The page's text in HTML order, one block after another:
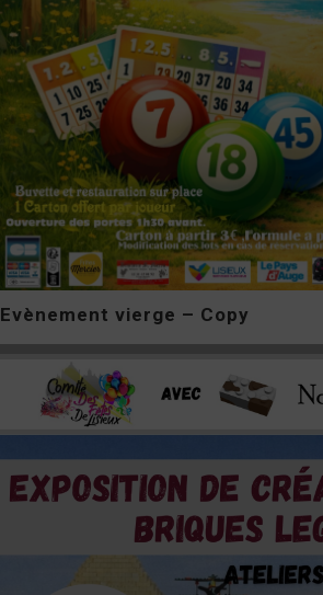
Evènement vierge – Copy